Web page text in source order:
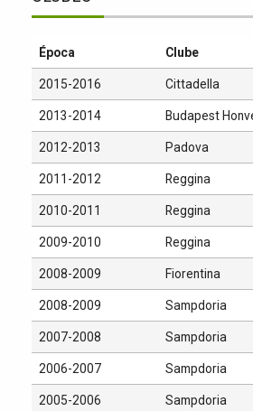
Época Clube
2015-2016 Cittadella
2013-2014 Budapest
2012-2013 Padova
2011-2012 Reggina
2010-2011 Reggina
2009-2010 Reggina
2008-2009 Fiorentina
2008-2009 Sampdoria
2007-2008 Sampdoria
2006-2007 Sampdoria
2005-2006 Sampdoria